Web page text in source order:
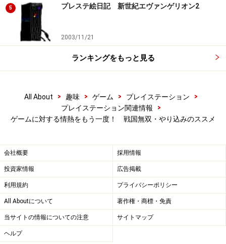
5 プレステ絵日記 新世紀エヴァンゲリオン2
2003/11/21
ランキングをもっと見る
All About > 趣味 > ゲーム > プレイステーション
>
プレイステーション関連情報
>
ゲームに対する情熱をもう一度！ 戦国無双・やり込みのススメ
会社概要 採用情報
投資家情報 広告掲載
利用規約 プライバシーポリシー
All Aboutについて 著作権・商標・免責
当サイトの情報についての注意 サイトマップ
ヘルプ